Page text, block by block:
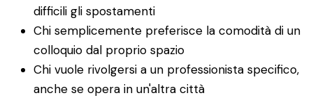
difficili gli spostamenti
Chi semplicemente preferisce la comodità di un
colloquio dal proprio spazio
Chi vuole rivolgersi a un professionista specifico,
anche se opera in un'altra città